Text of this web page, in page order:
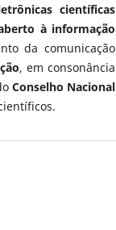
científicas
à informação
da comunicação
, em consonância
Conselho Nacional